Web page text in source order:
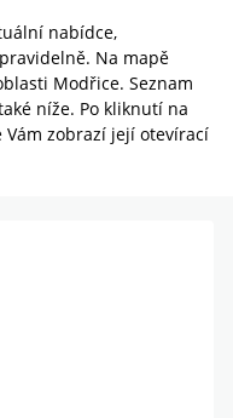
nabídce,
Na mapě
Modřice. Seznam
níže. Po kliknutí na
Vám zobrazí její otevírací